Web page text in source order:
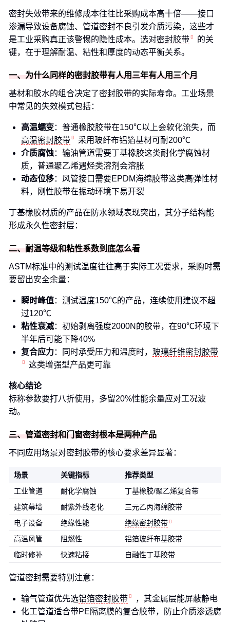
密封失效带来的维修成本往往比采购成本高十倍——接口
渗漏导致设备腐蚀、管道密封不良引发介质污染，这些才
是工业采购真正该警惕的隐性成本。选对密封胶带
的关
键，在于理解耐温、粘性和厚度的动态平衡关系。
一、为什么同样的密封胶带有人用三年有人用三个月
基材和胶水的组合决定了密封胶带的实际寿命。工业场景
中常见的失效模式包括：
高温蠕变：普通橡胶胶带在150℃以上会软化流失，而
高温密封胶带
采用玻纤布铝箔基材可耐200℃
介质腐蚀：输油管道需要丁基橡胶这类耐化学腐蚀材
质，普通聚乙烯遇烃类溶剂会溶胀
动态位移：风管接口需要EPDM海绵胶带这类高弹性材
料，刚性胶带在振动环境下易开裂
丁基橡胶材质的产品在防水领域表现突出，其分子结构能
形成永久性密封层：
二、耐温等级和粘性系数到底怎么看
ASTM标准中的测试温度往往高于实际工况要求，采购时需
要留出安全余量：
瞬时峰值：测试温度150℃的产品，连续使用建议不超
过120℃
粘性衰减：初始剥离强度2000N的胶带，在90℃环境下
半年后可能下降40%
复合应力：同时承受压力和温度时， 玻璃纤维密封胶带
这类增强型产品更可靠
核心结论
标称参数要打八折使用，多留20%性能余量应对工况波
动。
三、管道密封和门窗密封根本是两种产品
不同应用场景对密封胶带的核心要求差异显著：
场景 关键指标
推荐类型
工业管道
耐化学腐蚀
丁基橡胶/聚乙烯复合带
建筑幕墙
耐紫外线老化
三元乙丙海绵胶带
电子设备
绝缘性能
绝缘密封胶带
高温风管
阻燃性
铝箔玻纤布基胶带
临时修补
快速粘接 自融性丁基胶带
管道密封需要特别注意：
输气管道优先选铝箔密封胶带
，其金属层能屏蔽静电
化工管道适合带PE隔离膜的复合胶带，防止介质渗透腐